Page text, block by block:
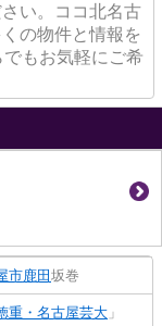
い。ココ北名古
の物件と情報を
もお気軽にご希
市鹿田 坂巻
重・名古屋芸大 」